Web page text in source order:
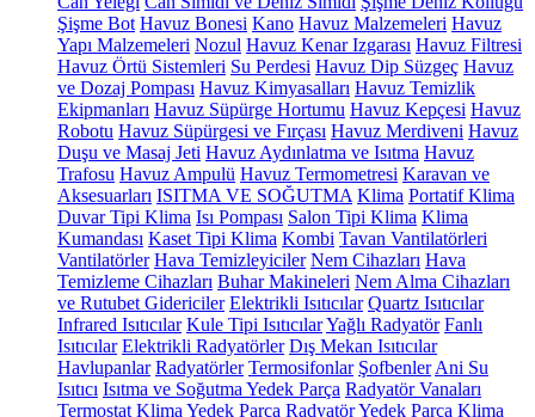
Şişme Bot Havuz Bonesi Kano Havuz Malzemeleri Havuz
Yapı Malzemeleri Nozul Havuz Kenar Izgarası Havuz Filtresi
Havuz Örtü Sistemleri Su Perdesi Havuz Dip Süzgeç Havuz
ve Dozaj Pompası Havuz Kimyasalları Havuz Temizlik
Ekipmanları Havuz Süpürge Hortumu Havuz Kepçesi Havuz
Robotu Havuz Süpürgesi ve Fırçası Havuz Merdiveni Havuz
Duşu ve Masaj Jeti Havuz Aydınlatma ve Isıtma Havuz
Trafosu Havuz Ampulü Havuz Termometresi Karavan ve
Aksesuarları ISITMA VE SOĞUTMA Klima Portatif Klima
Duvar Tipi Klima Isı Pompası Salon Tipi Klima Klima
Kumandası Kaset Tipi Klima Kombi Tavan Vantilatörleri
Vantilatörler Hava Temizleyiciler Nem Cihazları Hava
Temizleme Cihazları Buhar Makineleri Nem Alma Cihazları
ve Rutubet Gidericiler Elektrikli Isıtıcılar Quartz Isıtıcılar
Infrared Isıtıcılar Kule Tipi IsıtıcılarYağlı Radyatör Fanlı
Isıtıcılar Elektrikli Radyatörler Dış Mekan Isıtıcılar
Havlupanlar Radyatörler Termosifonlar Şofbenler Ani Su
Isıtıcı Isıtma ve Soğutma Yedek Parça Radyatör Vanaları
Termostat Klima Yedek Parça Radyatör Yedek Parça Klima